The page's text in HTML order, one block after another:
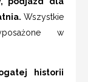
Wszystkie
w
historii